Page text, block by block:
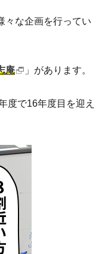
々な企画を行ってい
庵 」があります。
度で16年度目を迎え